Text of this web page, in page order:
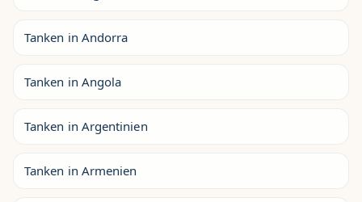
Tanken in Andorra
Tanken in Angola
Tanken in Argentinien
Tanken in Armenien